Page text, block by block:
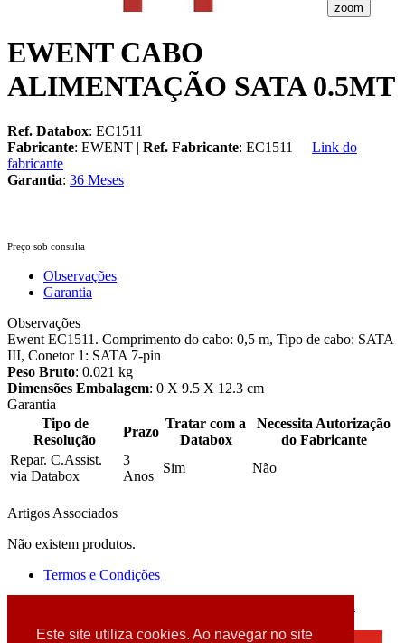
Este site utiliza cookies. Ao navegar no site
zoom
EWENT CABO
ALIMENTAÇÃO SATA 0.5MT
Ref. Databox: EC1511
Fabricante: EWENT | Ref. Fabricante: EC1511
Link do
fabricante
Garantia: 36 Meses
Preço sob consulta
Observações
Garantia
Observações
Ewent EC1511. Comprimento do cabo: 0,5 m, Tipo de cabo: SATA
III, Conetor 1: SATA 7-pin
Peso Bruto: 0.021 kg
Dimensões Embalagem: 0 X 9.5 X 12.3 cm
Garantia
Tipo de
Resolução
Prazo
Tratar com a
Databox
Necessita Autorização
do Fabricante
Repar. C.Assist.
via Databox
3
Anos
Sim Não
Artigos Associados
Não existem produtos.
Termos e Condições